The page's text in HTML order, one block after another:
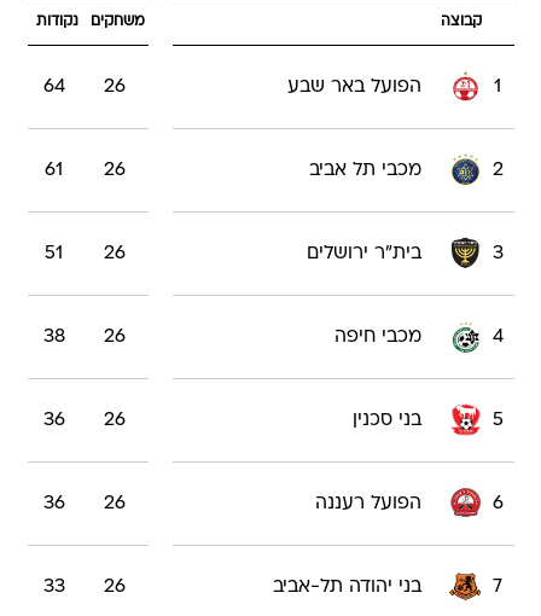
קבוצה משחקים נקודות
1 הפועל באר שבע 26
64
2 מכבי תל אביב 26
61
3 בית"ר ירושלים 26
51
4 מכבי חיפה 26
38
5 בני סכנין 26
36
6 הפועל רעננה 26
36
7 בני יהודה תל-אביב 26
33